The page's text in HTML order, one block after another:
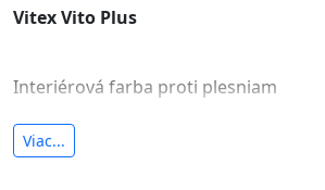
Vitex Vito Plus
Interiérová farba proti plesniam
antibakteriálna a umývateľná
Viac...